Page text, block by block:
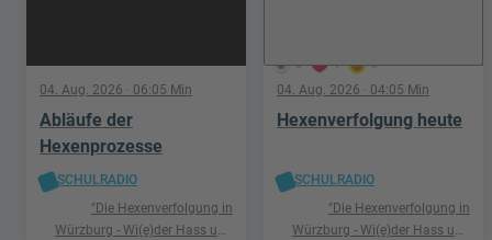
04. Aug. 2026 · 06:05 Min
Abläufe der
Hexenprozesse
SCHULRADIO
"Die Hexenverfolgung in
Würzburg - Wi(e)der Hass und
6 1 0
04. Aug. 2026 · 04:05 Min
Hexenverfolgung heute
SCHULRADIO
"Die Hexenverfolgung in
Würzburg - Wi(e)der Hass und